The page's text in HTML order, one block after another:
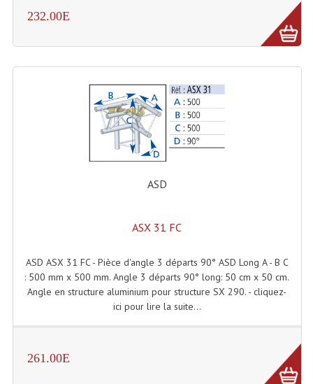
Lanceur De Flammes Et Cartouche De Gaz
Machines & Canon À Confettis
Machines À Bulles
Machines À Effet Brouillard
Machines À Fumée Lourde
Liquide À Bulles
Liquide À Neige
232.00E
ASD
ASX 31 FC
ASD ASX 31 FC - Pièce d'angle 3 départs 90° ASD Long A - B C
: 500 mm x 500 mm. Angle 3 départs 90° long: 50 cm x 50 cm.
Angle en structure aluminium pour structure SX 290. - cliquez-
ici pour lire la suite...
261.00E